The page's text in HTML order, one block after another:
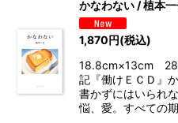
かなわない / 植本
1,870円(税込)
18.8cm×13cm
記『働けＥＣＤ』
書かずにはいられ
悩、愛。すべての